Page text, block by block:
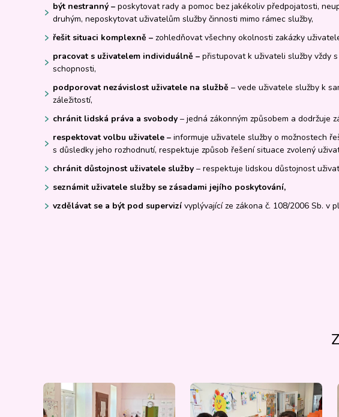
být nestranný – poskytovat rady a pomoc bez jakékoliv předpojatosti,
druhým, neposkytovat uživatelům služby činnosti mimo rámec služby,
řešit situaci komplexně – zohledňovat všechny okolnosti zakázky
pracovat s uživatelem individuálně – přistupovat k uživateli služby vždy
schopnosti,
podporovat nezávislost uživatele na službě – vede uživatele služby k
záležitostí,
chránit lidská práva a svobody – jedná zákonným způsobem a dodržuje
respektovat volbu uživatele – informuje uživatele služby o možnostech
s důsledky jeho rozhodnutí, respektuje způsob řešení situace zvolený
chránit důstojnost uživatele služby – respektuje lidskou důstojnost
seznámit uživatele služby se zásadami jejího poskytování,
vzdělávat se a být pod supervizí vyplývající ze zákona č. 108/2006 Sb. v